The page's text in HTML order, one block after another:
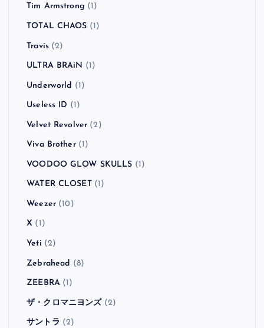
Tim Armstrong (1)
TOTAL CHAOS (1)
Travis(2)
ULTRA BRAiN (1)
Underworld (1)
Useless ID (1)
Velvet Revolver (2)
Viva Brother(1)
VOODOO GLOW SKULLS (1)
WATER CLOSET(1)
Weezer(10)
X (1)
Yeti (2)
Zebrahead (8)
ZEEBRA(1)
ザ・クロマニヨンズ(2)
サントラ (2)